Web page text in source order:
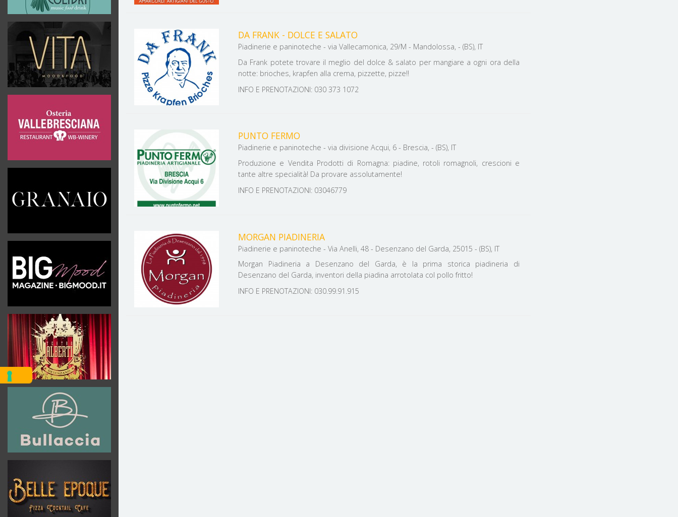
DA FRANK - DOLCE E SALATO
Piadinerie e paninoteche - via Vallecamonica, 29/M - Mandolossa, - (BS), IT
Da Frank potete trovare il meglio del dolce & salato per mangiare a ogni ora della
notte: brioches, krapfen alla crema, pizzette, pizze!!
INFO E PRENOTAZIONI: 030 373 1072
PUNTO FERMO
Piadinerie e paninoteche - via divisione Acqui, 6 - Brescia, - (BS), IT
Produzione e Vendita Prodotti di Romagna: piadine, rotoli romagnoli, crescioni e
tante altre specialità! Da provare assolutamente!
INFO E PRENOTAZIONI: 03046779
MORGAN PIADINERIA
Piadinerie e paninoteche - Via Anelli, 48 - Desenzano del Garda, 25015 - (BS), IT
Morgan Piadineria a Desenzano del Garda, è la prima storica piadineria di
Desenzano del Garda, inventori della piadina arrotolata col pollo fritto!
INFO E PRENOTAZIONI: 030.99.91.915